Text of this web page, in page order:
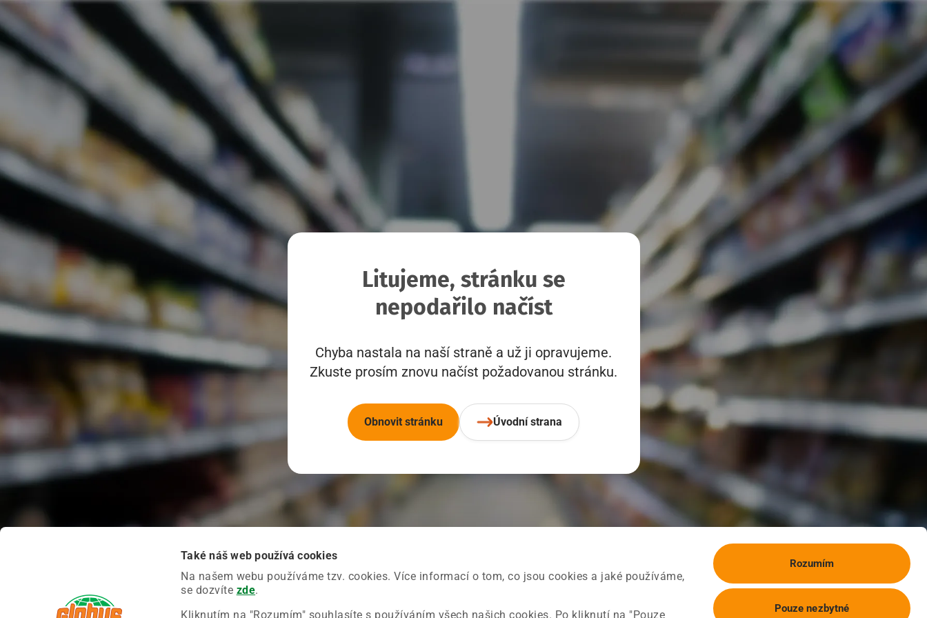
Také náš web používá cookies
Na našem webu používáme tzv. cookies. Více informací o tom, co jsou cookies a jaké používáme,
se dozvíte zde.
Kliknutím na "Rozumím" souhlasíte s používáním všech našich cookies. Po kliknutí na "Pouze
Rozumím
Pouze nezbytné
Litujeme, stránku se
nepodařilo načíst
Chyba nastala na naší straně a už ji opravujeme.
Zkuste prosím znovu načíst požadovanou stránku.
Obnovit stránku Úvodní strana